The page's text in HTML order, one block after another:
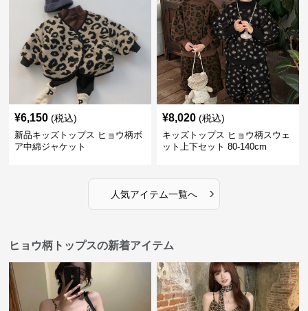
¥6,150 (税込)
新品キッズトップス ヒョウ柄ボ
ア中綿ジャケット
¥8,020 (税込)
キッズトップス ヒョウ柄スウェ
ット上下セット 80-140cm
人気アイテム一覧へ ›
ヒョウ柄トップスの新着アイテム